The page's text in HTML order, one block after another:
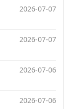
2026-07-07
2026-07-07
2026-07-06
2026-07-06